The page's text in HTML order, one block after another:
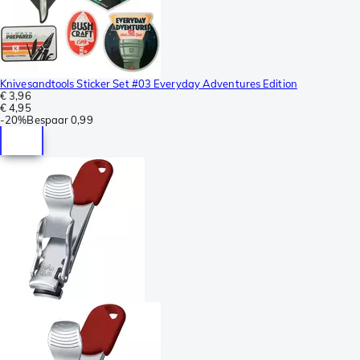
Knivesandtools Sticker Set #03 Everyday Adventures Edition
€ 3,96
€ 4,95
-20%Bespaar 0,99